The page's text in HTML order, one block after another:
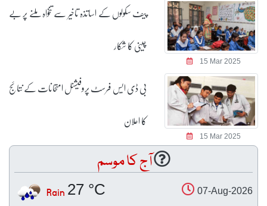
15 Mar 2025
پیف سکولوں کے اساتذہ تاخیر سے تنخواہ ملنے پر بے
چینی کا شکار
15 Mar 2025
بی ڈی ایس فرسٹ پروفیشنل امتحانات کے نتائج
کا اعلان
آج کا موسم
07-Aug-2026
27 °C
Rain